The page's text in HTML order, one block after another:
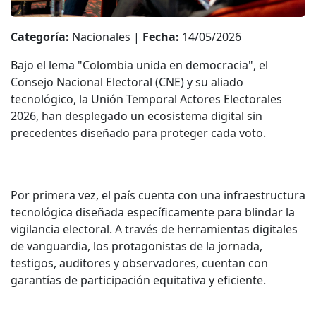
Categoría: Nacionales | Fecha: 14/05/2026
Bajo el lema "Colombia unida en democracia", el
Consejo Nacional Electoral (CNE) y su aliado
tecnológico, la Unión Temporal Actores Electorales
2026, han desplegado un ecosistema digital sin
precedentes diseñado para proteger cada voto.
Por primera vez, el país cuenta con una infraestructura
tecnológica diseñada específicamente para blindar la
vigilancia electoral. A través de herramientas digitales
de vanguardia, los protagonistas de la jornada,
testigos, auditores y observadores, cuentan con
garantías de participación equitativa y eficiente.